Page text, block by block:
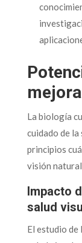
La biología
cuidado de
principios
visión
Impacto
salud
El estudio de